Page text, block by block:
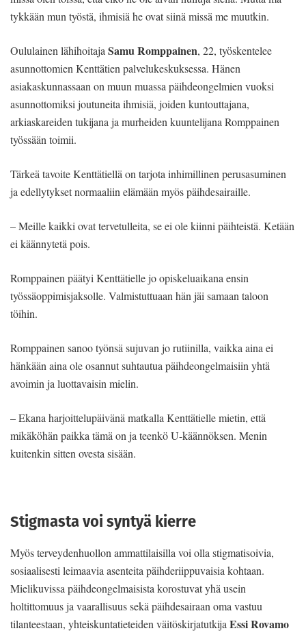
tykkään mun työstä, ihmisiä he ovat siinä missä me muutkin.
Oululainen lähihoitaja Samu Romppainen, 22, työskentelee
asunnottomien Kenttätien palvelukeskuksessa. Hänen
asiakaskunnassaan on muun muassa päihdeongelmien vuoksi
asunnottomiksi joutuneita ihmisiä, joiden kuntouttajana,
arkiaskareiden tukijana ja murheiden kuuntelijana Romppainen
työssään toimii.
Tärkeä tavoite Kenttätiellä on tarjota inhimillinen perusasuminen
ja edellytykset normaaliin elämään myös päihdesairaille.
– Meille kaikki ovat tervetulleita, se ei ole kiinni päihteistä. Ketään
ei käännytetä pois.
Romppainen päätyi Kenttätielle jo opiskeluaikana ensin
työssäoppimisjaksolle. Valmistuttuaan hän jäi samaan taloon
töihin.
Romppainen sanoo työnsä sujuvan jo rutiinilla, vaikka aina ei
hänkään aina ole osannut suhtautua päihdeongelmaisiin yhtä
avoimin ja luottavaisin mielin.
– Ekana harjoittelupäivänä matkalla Kenttätielle mietin, että
mikäköhän paikka tämä on ja teenkö U-käännöksen. Menin
kuitenkin sitten ovesta sisään.
Stigmasta voi syntyä kierre
Myös terveydenhuollon ammattilaisilla voi olla stigmatisoivia,
sosiaalisesti leimaavia asenteita päihderiippuvaisia kohtaan.
Mielikuvissa päihdeongelmaisista korostuvat yhä usein
holtittomuus ja vaarallisuus sekä päihdesairaan oma vastuu
tilanteestaan, yhteiskuntatieteiden väitöskirjatutkija Essi Rovamo